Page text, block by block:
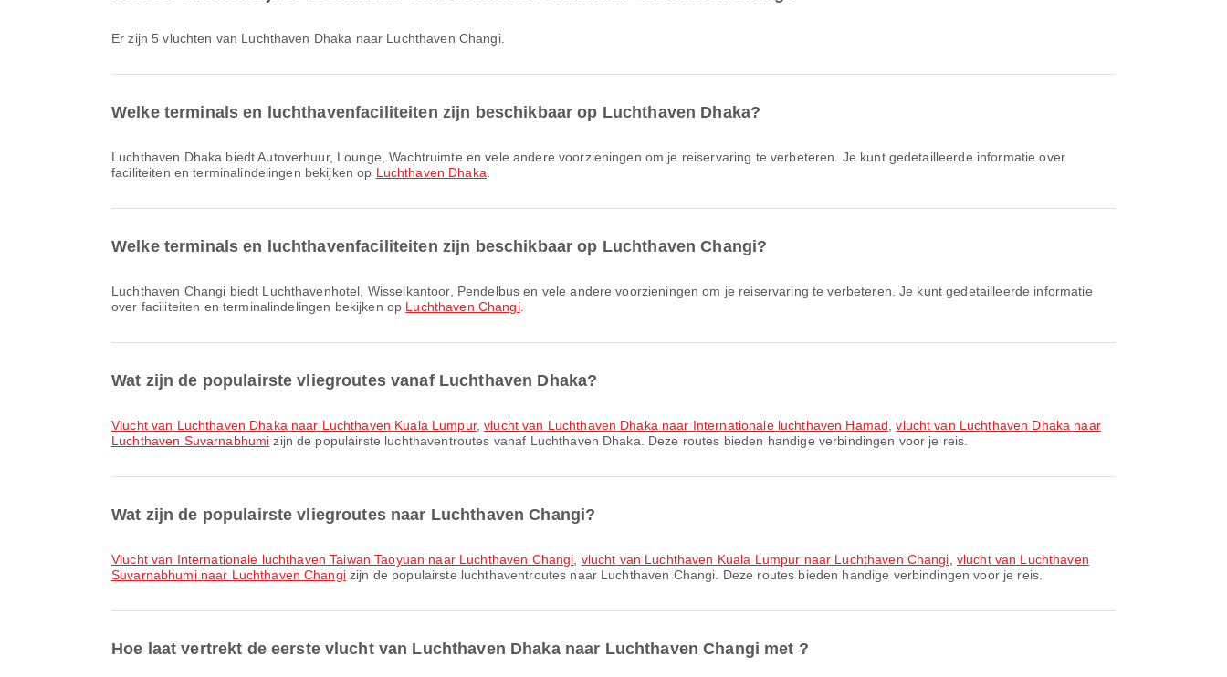
Er zijn 5 vluchten van Luchthaven Dhaka naar Luchthaven Changi.
Welke terminals en luchthavenfaciliteiten zijn beschikbaar op Luchthaven Dhaka?
Luchthaven Dhaka biedt Autoverhuur, Lounge, Wachtruimte en vele andere voorzieningen om je reiservaring te verbeteren. Je kunt gedetailleerde informatie over
faciliteiten en terminalindelingen bekijken op Luchthaven Dhaka
Welke terminals en luchthavenfaciliteiten zijn beschikbaar op Luchthaven Changi?
Luchthaven Changi biedt Luchthavenhotel, Wisselkantoor, Pendelbus en vele andere voorzieningen om je reiservaring te verbeteren. Je kunt gedetailleerde informatie
over faciliteiten en terminalindelingen bekijken op Luchthaven Changi.
Wat zijn de populairste vliegroutes vanaf Luchthaven Dhaka?
vlucht van Luchthaven Dhaka naar Luchthaven Kuala Lumpur,vlucht van Luchthaven Dhaka naar Internationale luchthaven Hamad ,vlucht van Luchthaven Dhaka naar
Luchthaven Suvarnabhumi zijn de populairste luchthaventroutes vanaf Luchthaven Dhaka. Deze routes bieden handige verbindingen voor je reis.
Wat zijn de populairste vliegroutes naar Luchthaven Changi?
vlucht van Internationale luchthaven Taiwan Taoyuan naar Luchthaven Changi vlucht van Luchthaven Kuala Lumpur naar Luchthaven Changi vlucht van Luchthaven
Suvarnabhumi naar Luchthaven Changizijn de populairste luchthaventroutes naar Luchthaven Changi. Deze routes bieden handige verbindingen voor je reis.
Hoe laat vertrekt de eerste vlucht van Luchthaven Dhaka naar Luchthaven Changi met ?